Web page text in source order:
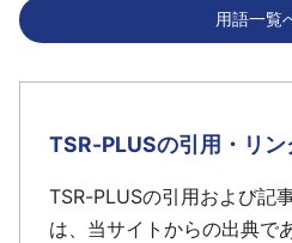
用語一覧
TSR-PLUSの引用・リ
TSR-PLUSの引用および記
は、当サイトからの出典で